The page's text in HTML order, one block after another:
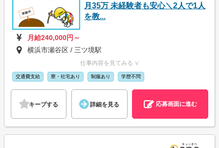
月35万 未経験者も安心＼2人で1人
を教...
月給240,000円～
横浜市瀬谷区 / 三ツ境駅
仕事内容を見てみる ∨
交通費支給 寮・社宅あり 制服あり 学歴不問
キープする 詳細を見る 応募画面に進む